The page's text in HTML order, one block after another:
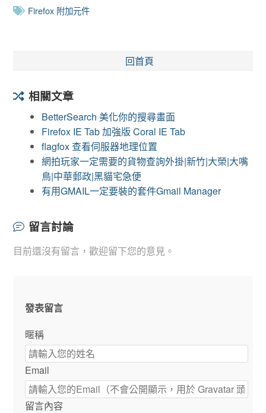
Firefox 附加元件
回首頁
相關文章
BetterSearch 美化你的搜尋畫面
Firefox IE Tab 加強版 Coral IE Tab
flagfox 查看伺服器地理位置
網拍玩家一定需要的貨物查詢外掛|新竹|大榮|大嘴
鳥|中華郵政|黑貓宅急便
有用GMAIL一定要裝的套件Gmail Manager
留言討論
目前還沒有留言，歡迎留下您的意見。
發表留言
暱稱
Email
留言內容